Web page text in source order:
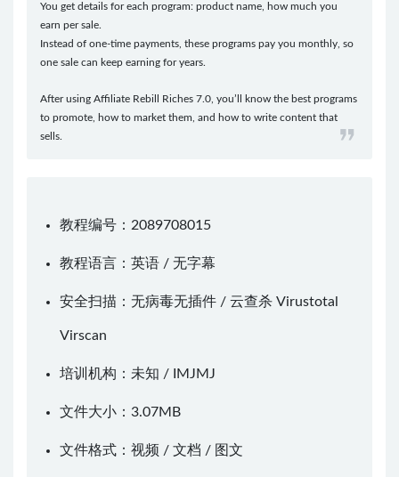
You get details for each program: product name, how much you
earn per sale.
Instead of one-time payments, these programs pay you monthly, so
one sale can keep earning for years.
After using Affiliate Rebill Riches 7.0, you’ll know the best programs
to promote, how to market them, and how to write content that
sells.
教程编号：2089708015
教程语言：英语 / 无字幕
安全扫描：无病毒无插件 / 云查杀 Virustotal
Virscan
培训机构：未知 / IMJMJ
文件大小：3.07MB
文件格式：视频 / 文档 / 图文